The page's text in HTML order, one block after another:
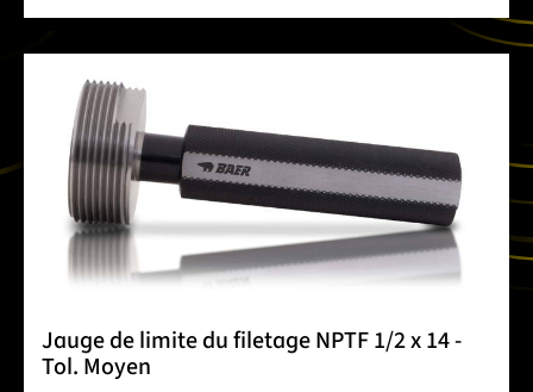
Jauge de limite du filetage NPTF 1/2 x 14 -
Tol. Moyen